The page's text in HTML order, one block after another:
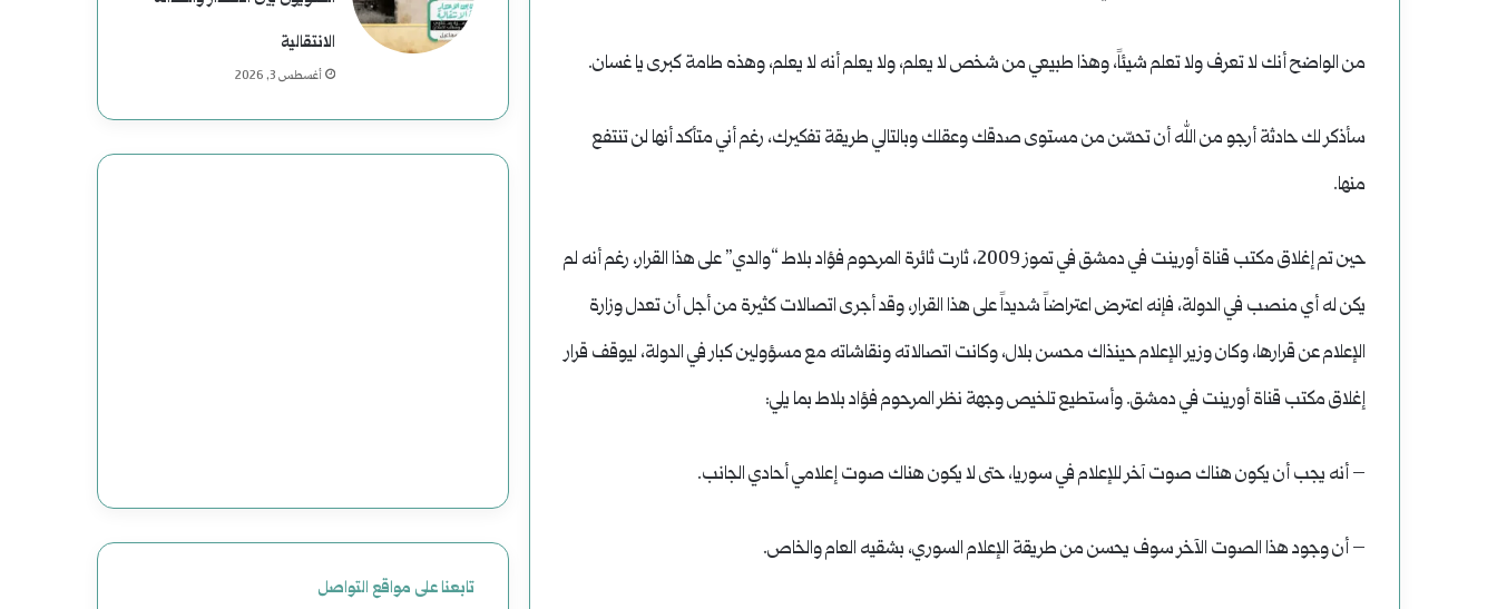
من الواضح أنك لا تعرف ولا تعلم شيئاً، وهذا طبيعي من شخص لا يعلم، ولا يعلم أنه لا يعلم، وهذه طامة كبرى يا غسان.
سأذكر لك حادثة أرجو من الله أن تحسّن من مستوى صدقك وعقلك وبالتالي طريقة تفكيرك، رغم أني متأكد أنها لن تنتفع
منها.
حين تم إغلاق مكتب قناة أورينت في دمشق في تموز 2009، ثارت ثائرة المرحوم فؤاد بلاط “والدي” على هذا القرار، رغم أنه لم
يكن له أي منصب في الدولة، فإنه اعترض اعتراضاً شديداً على هذا القرار، وقد أجرى اتصالات كثيرة من أجل أن تعدل وزارة
الإعلام عن قرارها، وكان وزير الإعلام حينذاك محسن بلال، وكانت اتصالاته ونقاشاته مع مسؤولين كبار في الدولة، ليوقف قرار
إغلاق مكتب قناة أورينت في دمشق. وأستطيع تلخيص وجهة نظر المرحوم فؤاد بلاط بما يلي:
– أنه يجب أن يكون هناك صوت آخر للإعلام في سوريا، حتى لا يكون هناك صوت إعلامي أحادي الجانب.
– أن وجود هذا الصوت الآخر سوف يحسن من طريقة الإعلام السوري، بشقيه العام والخاص.
الانتقالية
أغسطس 3, 2026
تابعنا على مواقع التواصل